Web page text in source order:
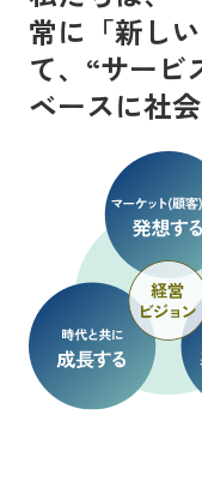
常に「新し
て、 “サービ
ベースに社